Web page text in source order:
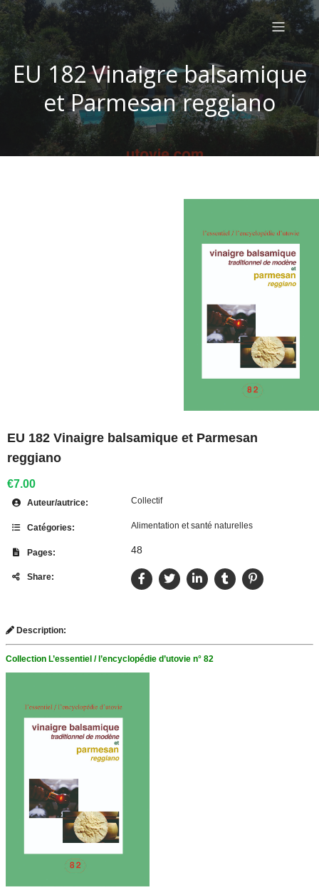
EU 182 Vinaigre balsamique
et Parmesan reggiano
EU 182 Vinaigre balsamique et Parmesan
reggiano
€7.00
Auteur/autrice: Collectif
Catégories: Alimentation et santé naturelles
Pages: 48
Share:
Description:
Collection L’essentiel / l’encyclopédie d’utovie n° 82